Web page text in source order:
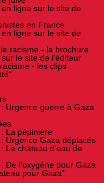
ligne sur le site de
en France
ligne sur le site de
racisme - la brochure
le site de l'éditeur
- les clips
Urgence guerre à Gaza
La pépinière
Urgence Gaza déplacés
Le château d'eau de
De l'oxygène pour Gaza
pour Gaza"